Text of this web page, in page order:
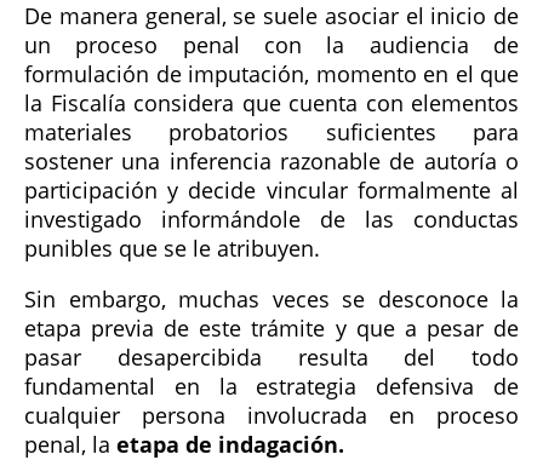
De manera general, se suele asociar el inicio de
un proceso penal con la audiencia de
formulación de imputación, momento en el que
la Fiscalía considera que cuenta con elementos
materiales probatorios suficientes para
sostener una inferencia razonable de autoría o
participación y decide vincular formalmente al
investigado informándole de las conductas
punibles que se le atribuyen.
Sin embargo, muchas veces se desconoce la
etapa previa de este trámite y que a pesar de
pasar desapercibida resulta del todo
fundamental en la estrategia defensiva de
cualquier persona involucrada en proceso
penal, la etapa de indagación.